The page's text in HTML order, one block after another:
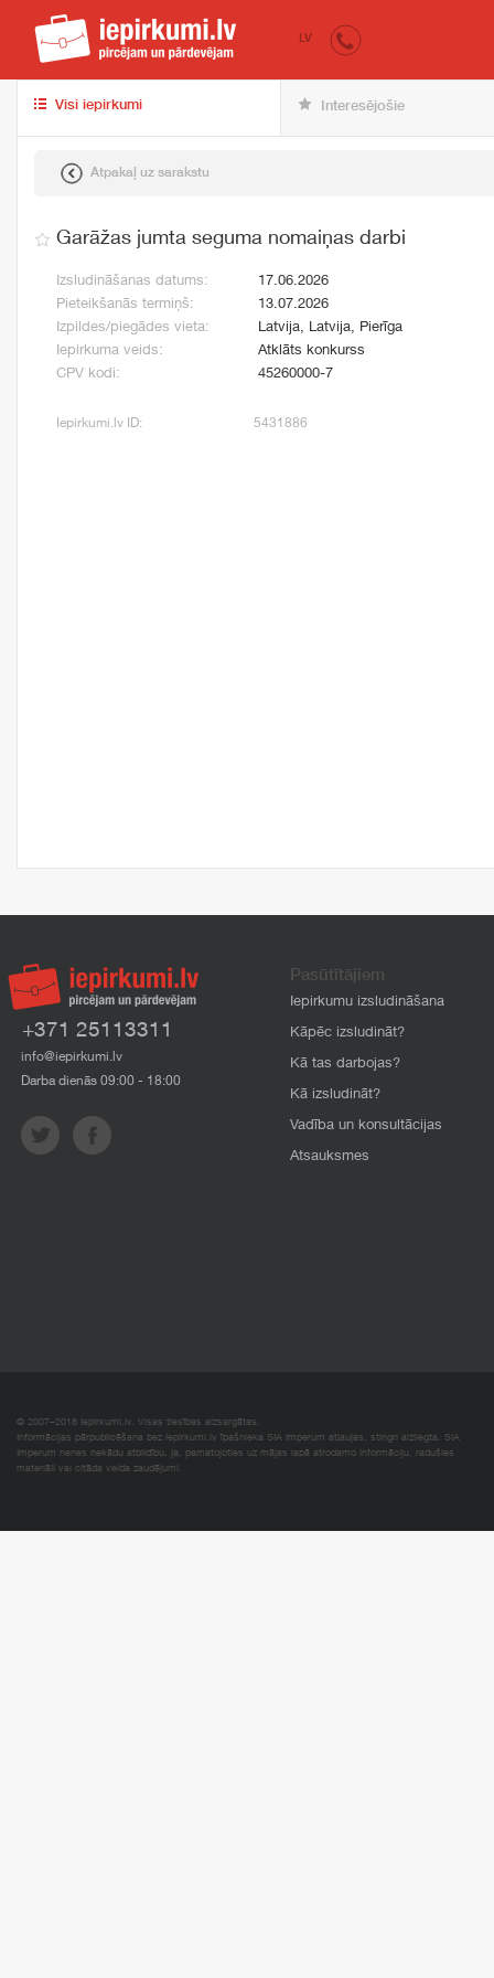
iepirkumi.lv
LV
Visi iepirkumi Interesējošie
Atpakaļ uz sarakstu
Garāžas jumta seguma nomaiņas darbi
Izsludināšanas datums:
17.06.2026
Pieteikšanās termiņš:
13.07.2026
Izpildes/piegādes vieta:
Latvija, Latvija, Pierīga
Iepirkuma veids:
Atklāts konkurss
CPV kodi:
45260000-7
Iepirkumi.lv ID: 5431886
+371 25113311
info@iepirkumi.lv
Darba dienās 09:00 - 18:00
Pasūtītājiem
Iepirkumu izsludināšana
Kāpēc izsludināt?
Kā tas darbojas?
Kā izsludināt?
Vadība un konsultācijas
Atsauksmes
© 2007–2018 Iepirkumi.lv. Visas tiesības aizsargātas.
Informācijas pārpublicēšana bez iepirkumi.lv īpašnieka SIA Imperum atļaujas, stingri aizliegta. SIA
Imperum nenes nekādu atbildību, ja, pamatojoties uz mājas lapā atrodamo informāciju, radušies
materiāli vai citāda veida zaudējumi.